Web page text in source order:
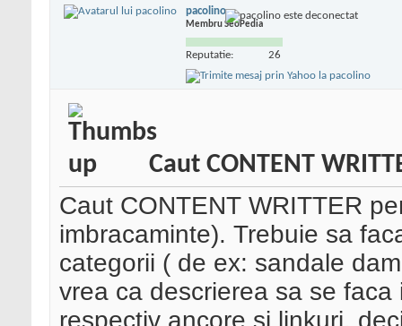
pacolino
Membru SeoPedia
Reputatie: 26
Caut CONTENT
Caut CONTENT WRITTER
imbracaminte). Trebuie sa
categorii ( de ex: sandale
vrea ca descrierea sa se